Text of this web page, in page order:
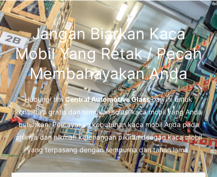
Jangan Biarkan Kaca
Mobil Yang Retak / Pecah
Membahayakan Anda
Hubungi timCentral Automotive Glasshari ini untuk
konsultasi gratis dan temukan solusi kaca mobil yang Anda
butuhkan. Percayakan kebutuhan kaca mobil Anda pada
ahlinya dan nikmati ketenangan pikiran dengan kaca mobil
yang terpasang dengan sempurna dan tahan lama.